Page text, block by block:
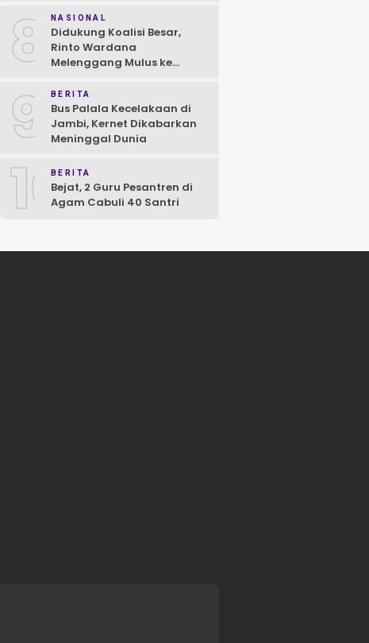
8 NASIONAL
Didukung Koalisi Besar,
Rinto Wardana
Melenggang Mulus ke
Mentawai
9 BERITA
Bus Palala Kecelakaan di
Jambi, Kernet Dikabarkan
Meninggal Dunia
10BERITA
Bejat, 2 Guru Pesantren di
Agam Cabuli 40 Santri